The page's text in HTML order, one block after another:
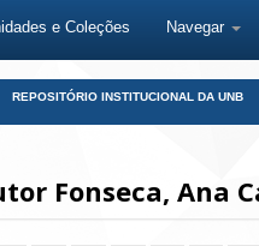
e Coleções Navegar
REPOSITÓRIO INSTITUCIONAL DA UNB
Fonseca, Ana